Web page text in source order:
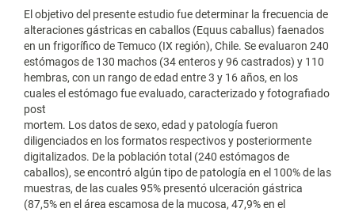
El objetivo del presente estudio fue determinar la frecuencia de
alteraciones gástricas en caballos (Equus caballus) faenados
en un frigorífico de Temuco (IX región), Chile. Se evaluaron 240
estómagos de 130 machos (34 enteros y 96 castrados) y 110
hembras, con un rango de edad entre 3 y 16 años, en los
cuales el estómago fue evaluado, caracterizado y fotografiado
post
mortem. Los datos de sexo, edad y patología fueron
diligenciados en los formatos respectivos y posteriormente
digitalizados. De la población total (240 estómagos de
caballos), se encontró algún tipo de patología en el 100% de las
muestras, de las cuales 95% presentó ulceración gástrica
(87,5% en el área escamosa de la mucosa, 47,9% en el